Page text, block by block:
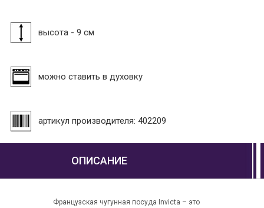
высота - 9 см
можно ставить в духовку
артикул производителя: 402209
ОПИСАНИЕ
Французская чугунная посуда Invicta – это